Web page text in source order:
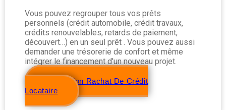
Vous pouvez regrouper tous vos prêts
personnels (crédit automobile, crédit travaux,
crédits renouvelables, retards de paiement,
découvert…) en un seul prêt . Vous pouvez aussi
demander une trésorerie de confort et même
intégrer le financement d'un nouveau projet.
Simulation Rachat De Crédit
Locataire